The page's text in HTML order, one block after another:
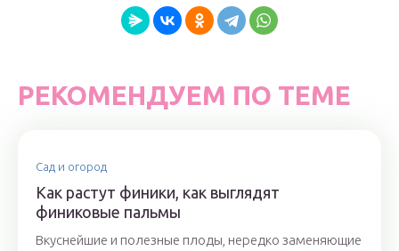
РЕКОМЕНДУЕМ ПО ТЕМЕ
Сад и огород
Как растут финики, как выглядят
финиковые пальмы
Вкуснейшие и полезные плоды, нередко заменяющие